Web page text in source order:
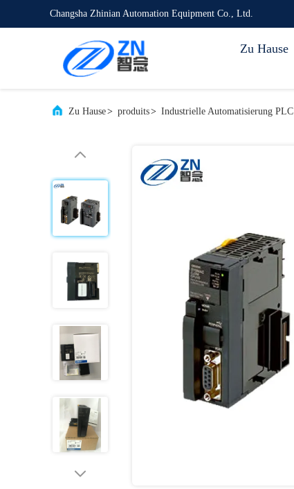
Changsha Zhinian Automation Equipment Co., Ltd.
Zu Hause
Zu Hause> produits> Industrielle Automatisierung PLC